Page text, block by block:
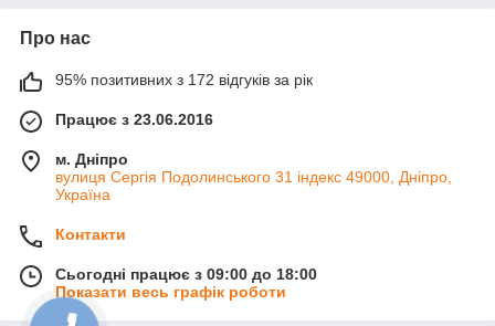
Про нас
95% позитивних з 172 відгуків за рік
Працює з 23.06.2016
м. Дніпро
вулиця Сергія Подолинського 31 індекс 49000, Дніпро,
Україна
Контакти
Сьогодні працює з 09:00 до 18:00
Показати весь графік роботи